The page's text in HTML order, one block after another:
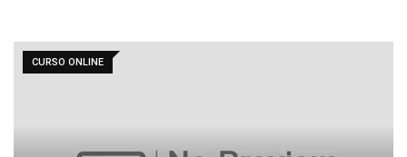
CURSO ONLINE